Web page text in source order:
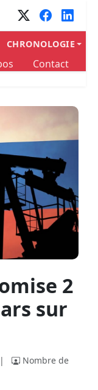
CHRONOLOGIE
Contact
2
sur
|
Nombre de